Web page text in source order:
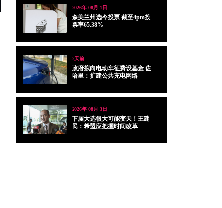
2026年 08月 1日
森美兰州选今投票 截至4pm投
票率65.38%
2天前
政府拟向电动车征费设基金 佐
哈里：扩建公共充电网络
2026年 08月 3日
下届大选很大可能变天！王建
民：希盟应把握时间改革